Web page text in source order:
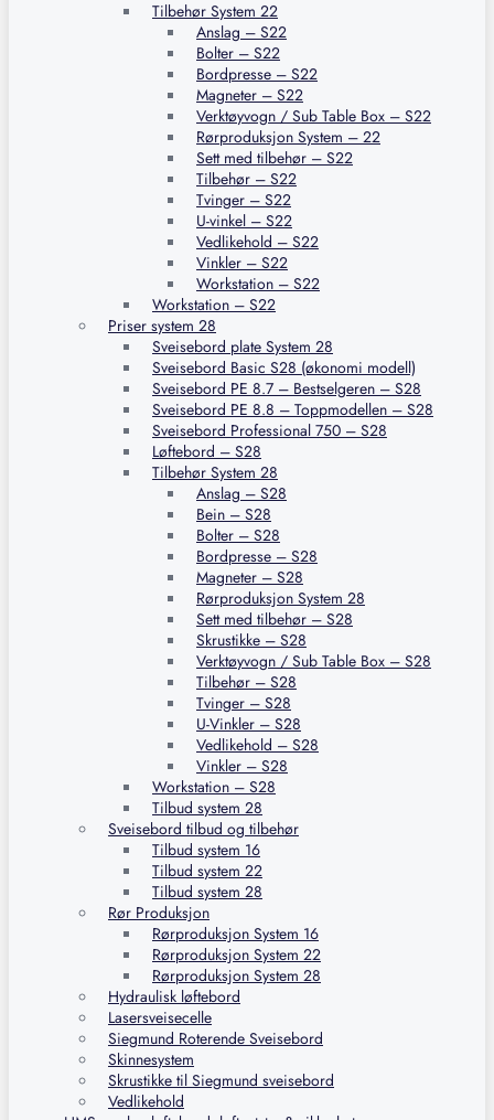
Tilbehør System 22
Anslag – S22
Bolter – S22
Bordpresse – S22
Magneter – S22
Verktøyvogn / Sub Table Box – S22
Rørproduksjon System – 22
Sett med tilbehør – S22
Tilbehør – S22
Tvinger – S22
U-vinkel – S22
Vedlikehold – S22
Vinkler – S22
Workstation – S22
Workstation – S22
Priser system 28
Sveisebord plate System 28
Sveisebord Basic S28 (økonomi modell)
Sveisebord PE 8.7 – Bestselgeren – S28
Sveisebord PE 8.8 – Toppmodellen – S28
Sveisebord Professional 750 – S28
Løftebord – S28
Tilbehør System 28
Anslag – S28
Bein – S28
Bolter – S28
Bordpresse – S28
Magneter – S28
Rørproduksjon System 28
Sett med tilbehør – S28
Skrustikke – S28
Verktøyvogn / Sub Table Box – S28
Tilbehør – S28
Tvinger – S28
U-Vinkler – S28
Vedlikehold – S28
Vinkler – S28
Workstation – S28
Tilbud system 28
Sveisebord tilbud og tilbehør
Tilbud system 16
Tilbud system 22
Tilbud system 28
Rør Produksjon
Rørproduksjon System 16
Rørproduksjon System 22
Rørproduksjon System 28
Hydraulisk løftebord
Lasersveisecelle
Siegmund Roterende Sveisebord
Skinnesystem
Skrustikke til Siegmund sveisebord
Vedlikehold